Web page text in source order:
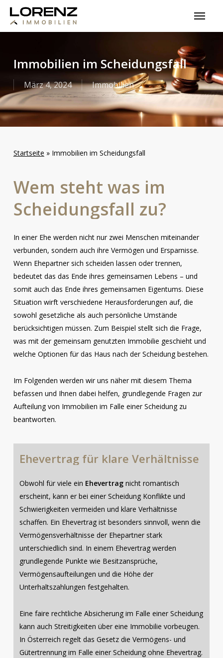
Skip
main
Menu
Immobilien im Scheidungsfall
März 4, 2024 Immobilien
Startseite » Immobilien im Scheidungsfall
Wem steht was im
Scheidungsfall zu?
In einer Ehe werden nicht nur zwei Menschen miteinander
verbunden, sondern auch ihre Vermögen und Ersparnisse.
Wenn Ehepartner sich scheiden lassen oder trennen,
bedeutet das das Ende ihres gemeinsamen Lebens – und
somit auch das Ende ihres gemeinsamen Eigentums. Diese
Situation wirft verschiedene Herausforderungen auf, die
sowohl gesetzliche als auch persönliche Umstände
berücksichtigen müssen. Zum Beispiel stellt sich die Frage,
was mit der gemeinsam genutzten Immobilie geschieht und
welche Optionen für das Haus nach der Scheidung bestehen.
Im Folgenden werden wir uns näher mit diesem Thema
befassen und Ihnen dabei helfen, grundlegende Fragen zur
Aufteilung von Immobilien im Falle einer Scheidung zu
beantworten.
Ehevertrag für klare Verhältnisse
Obwohl für viele ein Ehevertragnicht romantisch
erscheint, kann er bei einer Scheidung Konflikte und
Schwierigkeiten vermeiden und klare Verhältnisse
schaffen. Ein Ehevertrag ist besonders sinnvoll, wenn die
Vermögensverhältnisse der Ehepartner stark
unterschiedlich sind. In einem Ehevertrag werden
grundlegende Punkte wie Besitzansprüche,
Vermögensaufteilungen und die Höhe der
Unterhaltszahlungen festgehalten.
Eine faire rechtliche Absicherung im Falle einer Scheidung
kann auch Streitigkeiten über eine Immobilie vorbeugen.
In Österreich regelt das Gesetz die Vermögens- und
Gütertrennung im Falle einer Scheidung ohne Ehevertrag.